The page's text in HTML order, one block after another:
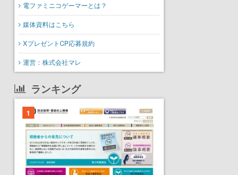
電ファミニコゲーマーとは？
媒体資料はこちら
XプレゼントCP応募規約
運営：株式会社マレ
ランキング
1